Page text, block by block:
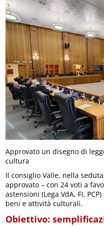
Approvato un disegno di
cultura
Il consiglio Valle, nella
approvato – con 24 voti a
astensioni (Lega VdA, FI,
beni e attività culturali.
Obiettivo: